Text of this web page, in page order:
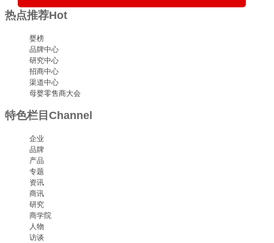
热点推荐Hot
婴榜
品牌中心
研究中心
招商中心
渠道中心
母婴零售商大会
特色栏目 Channel
企业
品牌
产品
专题
资讯
商讯
研究
商学院
人物
访谈